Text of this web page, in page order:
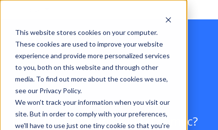
This website stores cookies on your computer.
These cookies are used to improve your website
experience and provide more personalized services
to you, both on this website and through other
media. To find out more about the cookies we use,
see our Privacy Policy.
We won't track your information when you visit our
site. But in order to comply with your preferences,
we'll have to use just one tiny cookie so that you're
Dzień dobry. Jak możemy ci pomóc?